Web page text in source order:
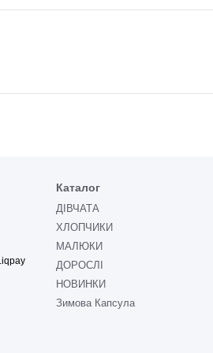
Каталог
ДІВЧАТА
ХЛОПЧИКИ
МАЛЮКИ
ДОРОСЛІ
НОВИНКИ
Зимова Капсула